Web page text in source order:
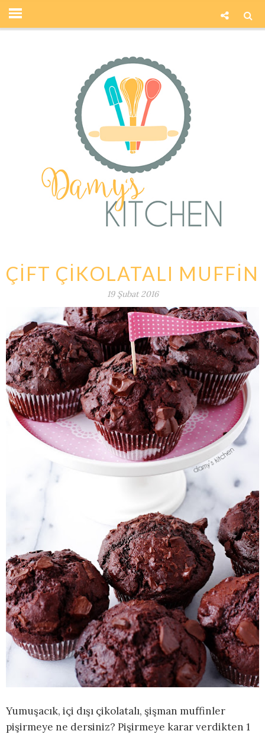
ÇİFT ÇİKOLATALI MUFFİN
19 Şubat 2016
Yumuşacık, içi dışı çikolatalı, şişman muffinler
pişirmeye ne dersiniz? Pişirmeye karar verdikten 1